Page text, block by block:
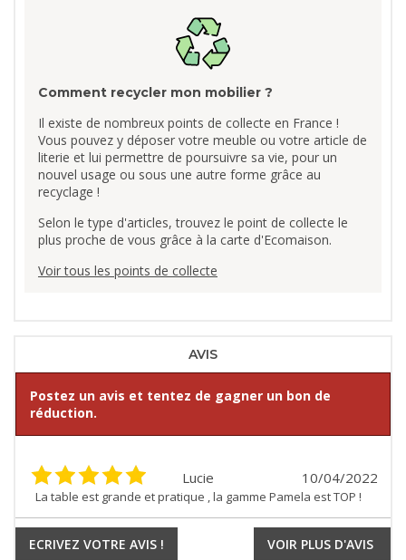
Comment recycler mon mobilier ?
Il existe de nombreux points de collecte en France !
Vous pouvez y déposer votre meuble ou votre article de
literie et lui permettre de poursuivre sa vie, pour un
nouvel usage ou sous une autre forme grâce au
recyclage !
Selon le type d'articles, trouvez le point de collecte le
plus proche de vous grâce à la carte d'Ecomaison.
Voir tous les points de collecte
AVIS
Postez un avis et tentez de gagner un bon de
réduction.
10/04/2022
Lucie
La table est grande et pratique , la gamme Pamela est TOP !
ECRIVEZ VOTRE AVIS ! VOIR PLUS D'AVIS